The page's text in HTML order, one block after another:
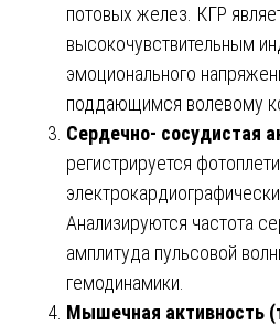
потовых желез. КГР
высокочувствительным
эмоционального
поддающимся волевому
Сердечно- сосудистая
регистрируется
Анализируются частота
амплитуда пульсовой
гемодинамики.
Мышечная активность